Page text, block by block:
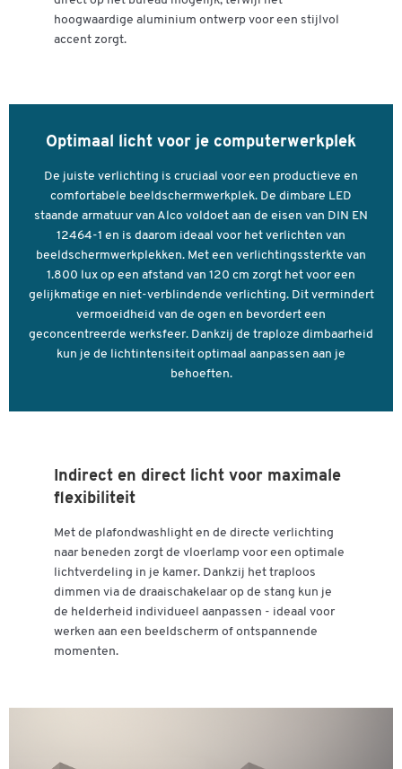
aluzilver
hoogwaardige aluminium ontwerp voor een stijlvol
accent zorgt.
Optimaal licht voor je computerwerkplek
De juiste verlichting is cruciaal voor een productieve en
comfortabele beeldschermwerkplek. De dimbare LED
staande armatuur van Alco voldoet aan de eisen van DIN EN
12464-1 en is daarom ideaal voor het verlichten van
beeldschermwerkplekken. Met een verlichtingssterkte van
1.800 lux op een afstand van 120 cm zorgt het voor een
gelijkmatige en niet-verblindende verlichting. Dit vermindert
vermoeidheid van de ogen en bevordert een
geconcentreerde werksfeer. Dankzij de traploze dimbaarheid
kun je de lichtintensiteit optimaal aanpassen aan je
behoeften.
Indirect en direct licht voor maximale
flexibiliteit
Met de plafondwashlight en de directe verlichting
naar beneden zorgt de vloerlamp voor een optimale
lichtverdeling in je kamer. Dankzij het traploos
dimmen via de draaischakelaar op de stang kun je
de helderheid individueel aanpassen - ideaal voor
werken aan een beeldscherm of ontspannende
momenten.
Dubbelklik om in te zoomen